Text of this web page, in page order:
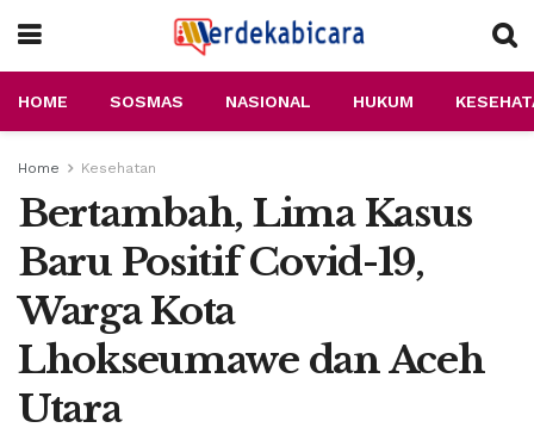
HOME SOSMAS NASIONAL HUKUM
Home Kesehatan
Bertambah, Lima Kasus
Baru Positif Covid-19,
Warga Kota
Lhokseumawe dan Aceh
Utara